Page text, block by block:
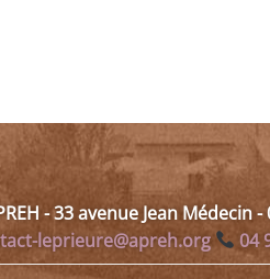
- 33 avenue Jean Médecin
leprieure@apreh.org
04